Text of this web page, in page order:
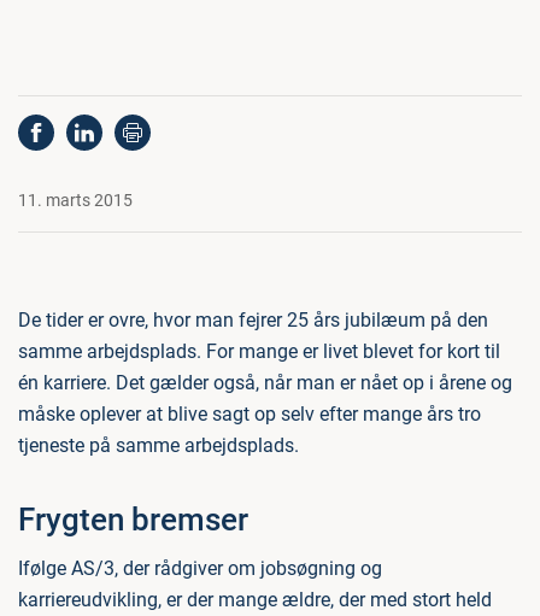
11. marts 2015
De tider er ovre, hvor man fejrer 25 års jubilæum på den
samme arbejdsplads. For mange er livet blevet for kort til
én karriere. Det gælder også, når man er nået op i årene og
måske oplever at blive sagt op selv efter mange års tro
tjeneste på samme arbejdsplads.
Frygten bremser
Ifølge AS/3, der rådgiver om jobsøgning og
karriereudvikling, er der mange ældre, der med stort held